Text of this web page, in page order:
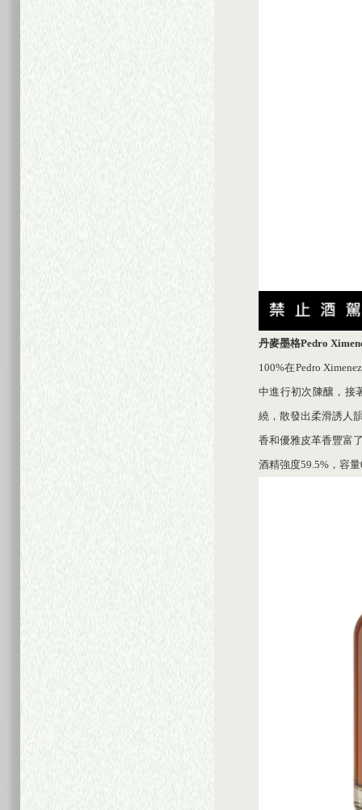
丹麥墨格Pedro
100%在Pedro
中進行初次陳釀，接
繞，散發出柔滑誘人
香和優雅皮革香豐富
酒精強度59.5%，容